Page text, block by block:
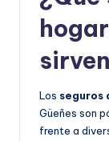
Los seguros
Güeñes son
frente a